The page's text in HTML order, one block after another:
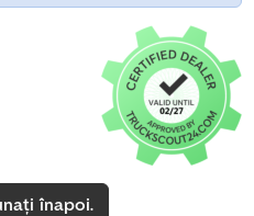
înapoi.